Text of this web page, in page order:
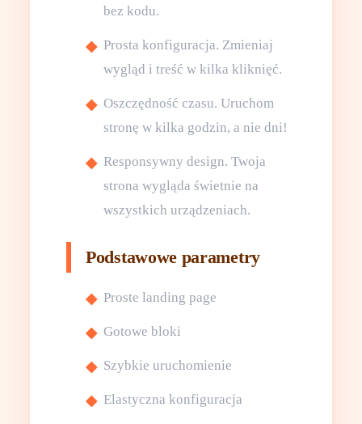
bez kodu.
Prosta konfiguracja. Zmieniaj
wygląd i treść w kilka kliknięć.
Oszczędność czasu. Uruchom
stronę w kilka godzin, a nie dni!
Responsywny design. Twoja
strona wygląda świetnie na
wszystkich urządzeniach.
Podstawowe parametry
Proste landing page
Gotowe bloki
Szybkie uruchomienie
Elastyczna konfiguracja